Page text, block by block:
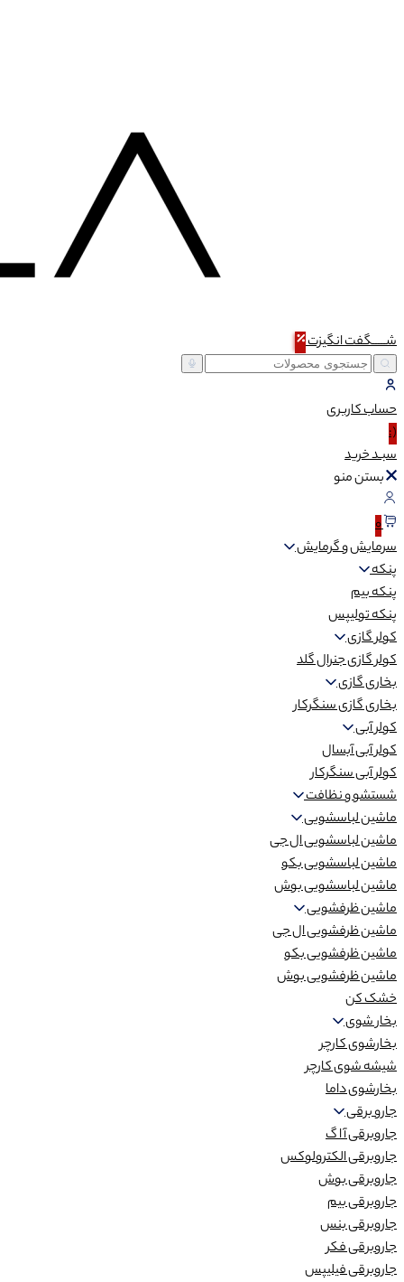
شـــــگفتانگیزت
حسابکاربری
(:
سبـدخرید
بستن منو
0
سرمایش و گرمایش
پنکه
پنکه بیم
پنکه تولیپس
کولر گازی
کولر گازی جنرال گلد
بخاری گازی
بخاری گازی سنگرکار
کولر آبی
کولر آبی آبسال
کولر آبی سنگرکار
شستشو و نظافت
ماشین لباسشویی
ماشین لباسشویی ال جی
ماشین لباسشویی بکو
ماشین لباسشویی بوش
ماشین ظرفشویی
ماشین ظرفشویی ال جی
ماشین ظرفشویی بکو
ماشین ظرفشویی بوش
خشک کن
بخار شوی
بخارشوی کارچر
شیشه شوی کارچر
بخارشوی داما
جارو برقی
جاروبرقی آ ا گ
جاروبرقی الکترولوکس
جاروبرقی بوش
جاروبرقی بیم
جاروبرقی بنس
جاروبرقی فکر
جاروبرقی فیلیپس